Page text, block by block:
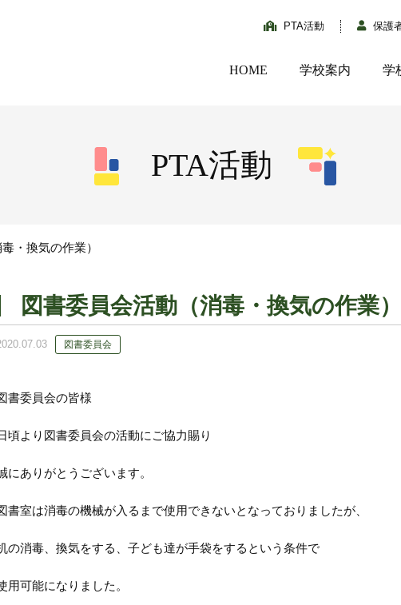
PTA活動 保護
HOME 学校案内 学
PTA活動
・換気の作業）
図書委員会活動（消毒・換気の作業）
図書委員会
書委員会の皆様
頃より図書委員会の活動にご協力賜り
にありがとうございます。
書室は消毒の機械が入るまで使用できないとなっておりましたが、
の消毒、換気をする、子ども達が手袋をするという条件で
用可能になりました。